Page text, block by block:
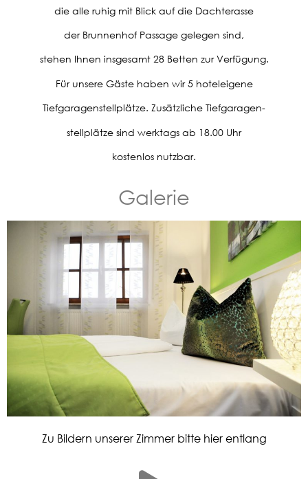
die alle ruhig mit Blick auf die Dachterasse
der Brunnenhof Passage gelegen sind,
stehen Ihnen insgesamt 28 Betten zur Verfügung.
Für unsere Gäste haben wir 5 hoteleigene
Tiefgaragenstellplätze. Zusätzliche Tiefgaragen-
stellplätze sind werktags ab 18.00 Uhr
kostenlos nutzbar.
Galerie
Zu Bildern unserer Zimmer bitte hier entlang